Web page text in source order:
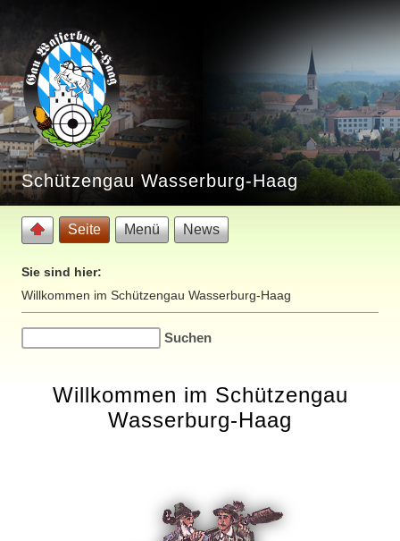
Schützengau Wasserburg-Haag
Seite Menü News
Sie sind hier:
Willkommen im Schützengau Wasserburg-Haag
Willkommen im Schützengau
Wasserburg-Haag